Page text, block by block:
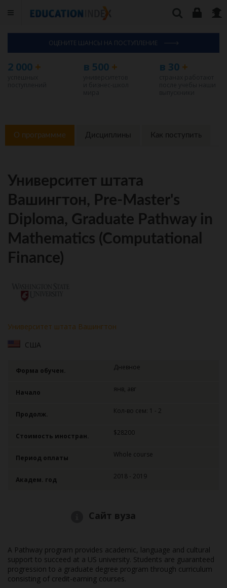
ОЦЕНИТЕ ШАНСЫ НА ПОСТУПЛЕНИЕ
2 000 + в 500 + в 30+
О программме Дисциплины Как поступить
Университет штата
Вашингтон, Pre-Master's
Diploma, Graduate Pathway in
Mathematics (Computational
Finance)
Университет штата Вашингтон
США
Форма обучен. Дневное
Начало янв, авг
Продолж. Кол-во сем: 1 - 2
Стоимость иностран. $28200
Период оплаты Whole course
Академ. год 2018 - 2019
Сайт вуза
A Pathway program provides academic, language and cultural
support to succeed at a US university. Students are guaranteed
progression to a graduate degree program through curriculum
consisting of credit-earning courses.